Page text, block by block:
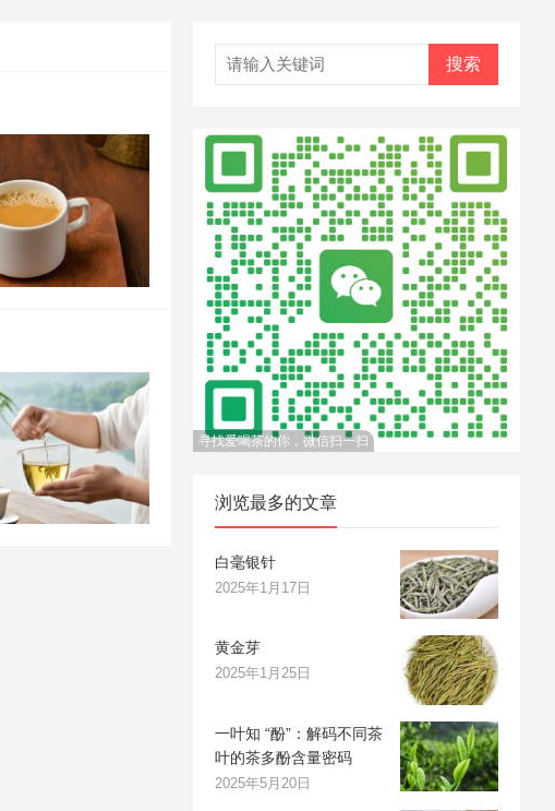
搜索
寻找爱喝茶的你，微信扫一扫
浏览最多的文章
白毫银针
2025年1月17日
黄金芽
2025年1月25日
一叶知 “酚”：解码不同茶
叶的茶多酚含量密码
2025年5月20日